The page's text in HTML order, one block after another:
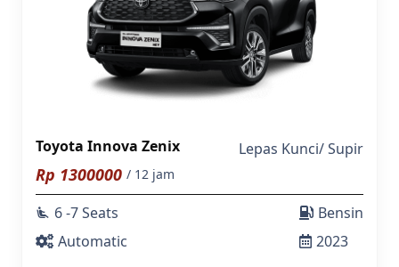
Toyota Innova Zenix Lepas Kunci/Supir
Rp 1300000 / 12 jam
airline_seat_recline_extra 6 -7 Seats
Automatic
Bensin
2023